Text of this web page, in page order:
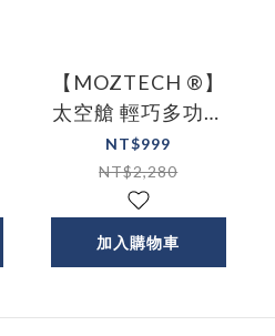
【MOZTECH ®】
太空艙 輕巧多功能
口袋行動電源 七色
NT$999
NT$2,280
加入購物車